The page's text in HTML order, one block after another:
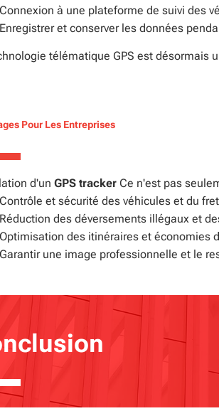
Connexion à une plateforme de suivi des
Enregistrer et conserver les données
télématique GPS est désormais
Pour Les Entreprises
d'un GPS tracker Ce n'est pas
Contrôle et sécurité des véhicules et du
Réduction des déversements illégaux et
Optimisation des itinéraires et économies
Garantir une image professionnelle et le